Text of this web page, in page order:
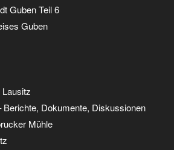
Guben Teil 6
Guben
Berichte, Dokumente, Diskussionen
Mühle